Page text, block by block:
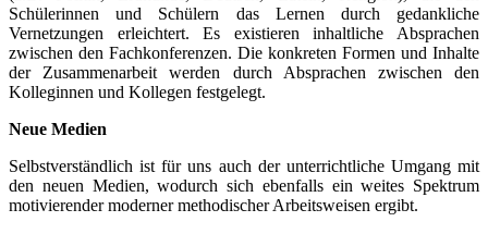
Schülerinnen und Schülern das Lernen durch gedankliche
Vernetzungen erleichtert. Es existieren inhaltliche Absprachen
zwischen den Fachkonferenzen. Die konkreten Formen und Inhalte
der Zusammenarbeit werden durch Absprachen zwischen den
Kolleginnen und Kollegen festgelegt.
Neue Medien
Selbstverständlich ist für uns auch der unterrichtliche Umgang mit
den neuen Medien, wodurch sich ebenfalls ein weites Spektrum
motivierender moderner methodischer Arbeitsweisen ergibt.